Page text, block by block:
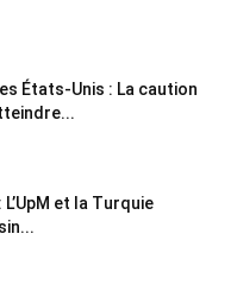
États-Unis : La caution
et la Turquie